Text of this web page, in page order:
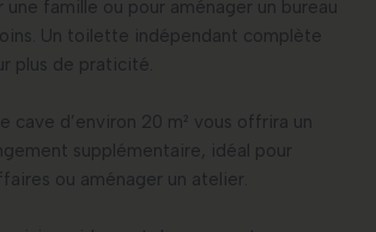
famille ou pour aménager un bureau
Un toilette indépendant complète
plus de praticité.
cave d’environ 20 m² vous offrira un
supplémentaire, idéal pour
ou aménager un atelier.